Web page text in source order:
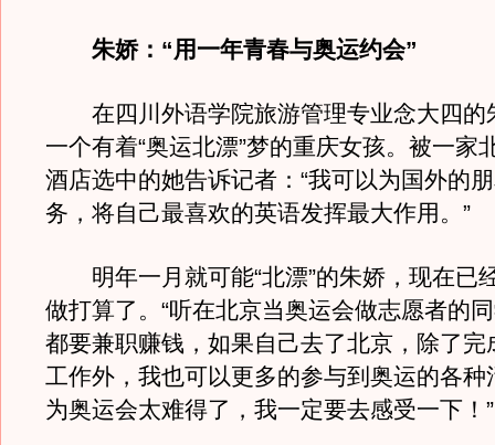
朱娇：“用一年青春与奥运约会”
在四川外语学院旅游管理专业念大四的
一个有着“奥运北漂”梦的重庆女孩。被一家
酒店选中的她告诉记者：“我可以为国外的
务，将自己最喜欢的英语发挥最大作用。”
明年一月就可能“北漂”的朱娇，现在已
做打算了。“听在北京当奥运会做志愿者的
都要兼职赚钱，如果自己去了北京，除了完
工作外，我也可以更多的参与到奥运的各种
为奥运会太难得了，我一定要去感受一下！”